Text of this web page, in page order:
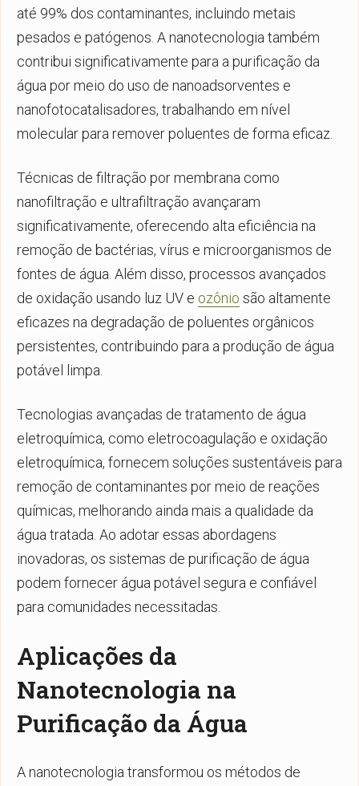
até 99% dos contaminantes, incluindo metais
pesados e patógenos. A nanotecnologia também
contribui significativamente para a purificação da
água por meio do uso de nanoadsorventes e
nanofotocatalisadores, trabalhando em nível
molecular para remover poluentes de forma eficaz.
Técnicas de filtração por membrana como
nanofiltração e ultrafiltração avançaram
significativamente, oferecendo alta eficiência na
remoção de bactérias, vírus e microorganismos de
fontes de água. Além disso, processos avançados
de oxidação usando luz UV e ozônio são altamente
eficazes na degradação de poluentes orgânicos
persistentes, contribuindo para a produção de água
potável limpa.
Tecnologias avançadas de tratamento de água
eletroquímica, como eletrocoagulação e oxidação
eletroquímica, fornecem soluções sustentáveis para
remoção de contaminantes por meio de reações
químicas, melhorando ainda mais a qualidade da
água tratada. Ao adotar essas abordagens
inovadoras, os sistemas de purificação de água
podem fornecer água potável segura e confiável
para comunidades necessitadas.
Aplicações da
Nanotecnologia na
Purificação da Água
A nanotecnologia transformou os métodos de